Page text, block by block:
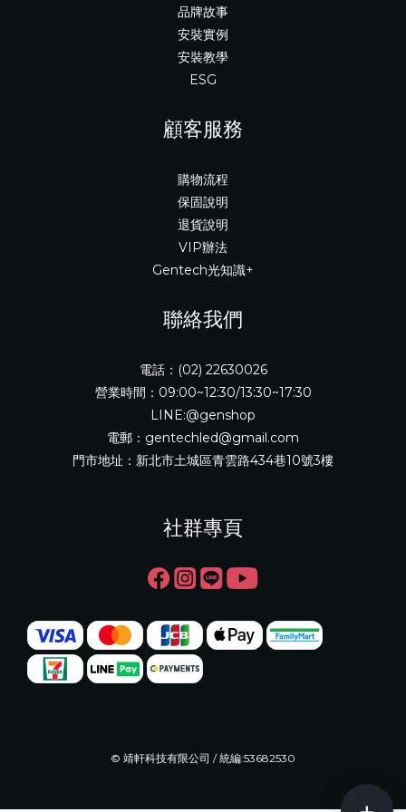
品牌故事
安裝實例
安裝教學
ESG
顧客服務
購物流程
保固說明
退貨說明
VIP辦法
Gentech光知識+
聯絡我們
電話：(02) 22630026
營業時間：09:00~12:30/13:30~17:30
LINE:@genshop
電郵：gentechled@gmail.com
門市地址：新北市土城區青雲路434巷10號3樓
社群專頁
© 靖軒科技有限公司 / 統編:53682530